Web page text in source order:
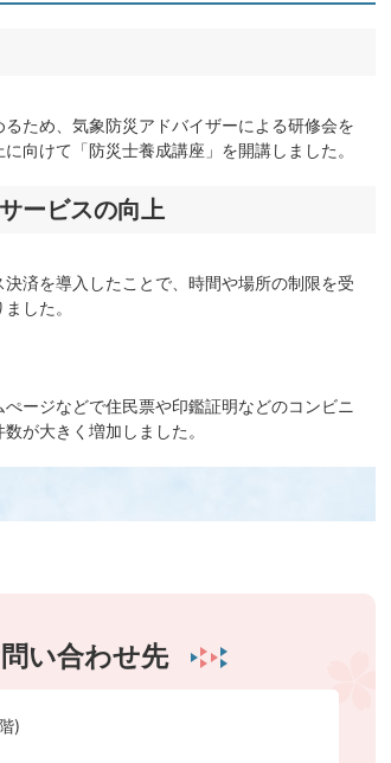
ため、気象防災アドバイザーによる研修会を
向けて「防災士養成講座」を開講しました。
ービスの向上
済を導入したことで、時間や場所の制限を受
した。
ージなどで住民票や印鑑証明などのコンビニ
が大きく増加しました。
い合わせ先
)